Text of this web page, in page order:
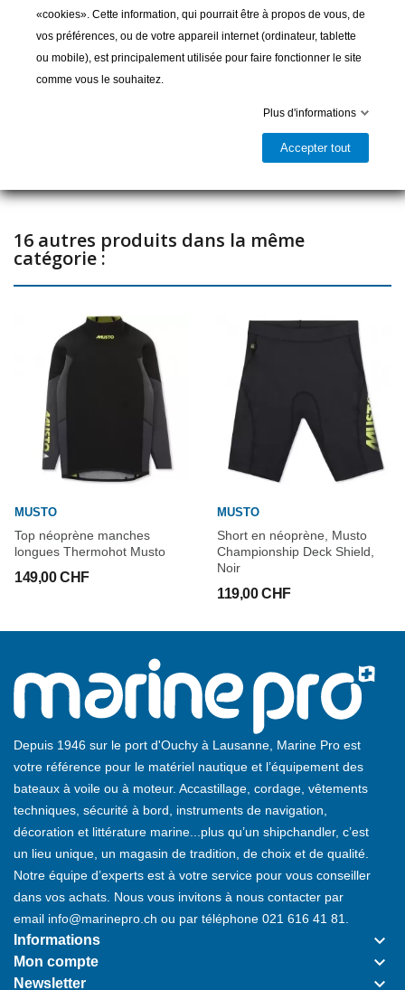
Ajouter au panier
16 autres produits dans la même
catégorie :
MUSTO
Top néoprène manches
longues Thermohot Musto
149,00 CHF
MUSTO
Short en néoprène, Musto
Championship Deck Shield,
Noir
119,00 CHF
Depuis 1946 sur le port d'Ouchy à Lausanne, Marine Pro est
votre référence pour le matériel nautique et l’équipement des
bateaux à voile ou à moteur. Accastillage, cordage, vêtements
techniques, sécurité à bord, instruments de navigation,
décoration et littérature marine...plus qu’un shipchandler, c’est
un lieu unique, un magasin de tradition, de choix et de qualité.
Notre équipe d’experts est à votre service pour vous conseiller
dans vos achats. Nous vous invitons à nous contacter par
email info@marinepro.ch ou par téléphone 021 616 41 81
Informations keyboard_arrow_down
Mon compte keyboard_arrow_down
Newsletter keyboard_arrow_down
«cookies». Cette information, qui pourrait être à propos de vous, de
vos préférences, ou de votre appareil internet (ordinateur, tablette
ou mobile), est principalement utilisée pour faire fonctionner le site
comme vous le souhaitez.
Plus d'informations
Accepter tout